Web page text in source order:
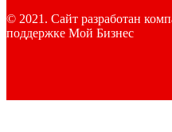
© 2021. Сайт разработан
поддержке Мой Бизнес